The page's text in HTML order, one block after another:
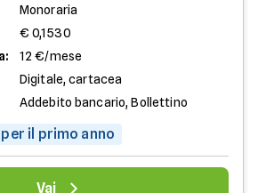
Monoraria
€ 0,1530
12 €/mese
Digitale, cartacea
Addebito bancario, Bollettino
il primo anno
Vai